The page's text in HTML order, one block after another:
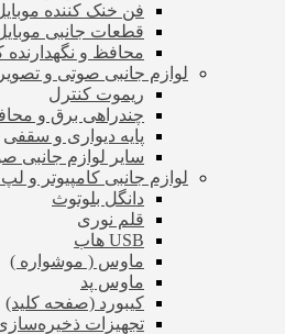
فن خنک کننده
قطعات جانبی
محافظ و نگهدارنده
لوازم جانبی صوتی و
ریموت کنترل
چندراهی برق و
پایه دیواری و سقفی
سایر لوازم جانبی
لوازم جانبی کامپیوتر و
دانگل بلوتوث
قلم نوری
USB هاب
ماوس ( موشواره )
ماوس پد
کیبورد (صفحه کلید)
تجهیزات